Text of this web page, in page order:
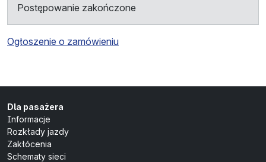
Postępowanie zakończone
Ogłoszenie o zamówieniu
Dla pasażera
Informacje
Rozkłady jazdy
Zakłócenia
Schematy sieci